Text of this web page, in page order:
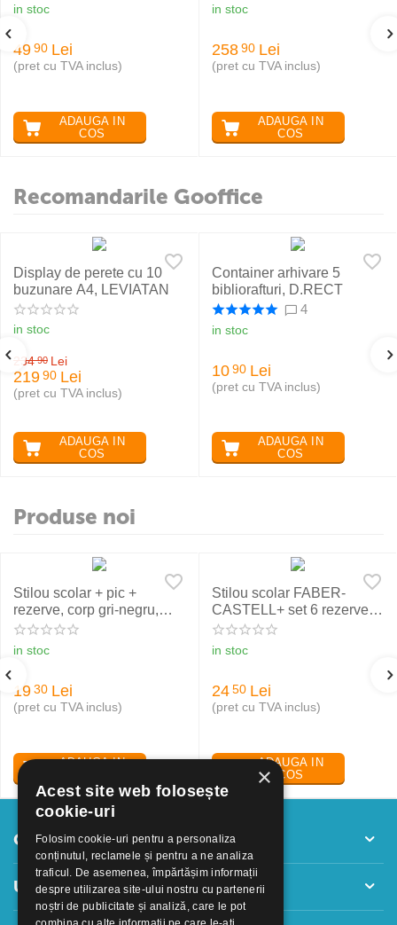
in stoc
49 90 Lei
(pret cu TVA inclus)
ADAUGA IN
COS
in stoc
258 90 Lei
(pret cu TVA inclus)
ADAUGA IN
COS
Recomandarile Gooffice
Display de perete cu 10
buzunare A4, LEVIATAN
in stoc
234 90 Lei
219 90 Lei
(pret cu TVA inclus)
ADAUGA IN
COS
Container arhivare 5
bibliorafturi, D.RECT
4
in stoc
10 90 Lei
(pret cu TVA inclus)
ADAUGA IN
COS
Produse noi
Stilou scolar + pic +
rezerve, corp gri-negru,
NXT Eberhard Faber
in stoc
19 30 Lei
(pret cu TVA inclus)
ADAUGA IN
Stilou scolar FABER-
CASTELL+ set 6 rezerve,
rosu
in stoc
24 50 Lei
(pret cu TVA inclus)
ADAUGA IN
COS
Contul meu
Utile
×
Acest site web folosește
cookie-uri
Folosim cookie-uri pentru a personaliza
conținutul, reclamele și pentru a ne analiza
traficul. De asemenea, împărtășim informații
despre utilizarea site-ului nostru cu partenerii
noștri de publicitate și analiză, care le pot